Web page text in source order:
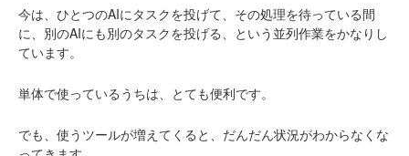
今は、ひとつのAIにタスクを投げて、その処理を待っている間
に、別のAIにも別のタスクを投げる、という並列作業をかなりし
ています。
単体で使っているうちは、とても便利です。
でも、使うツールが増えてくると、だんだん状況がわからなくな